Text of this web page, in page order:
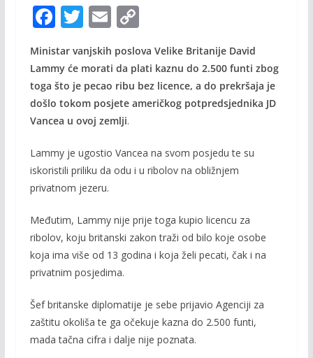
F
e
b
o
o
k
T
w
itt
er
E
ai
l
C
p
y
Li
k
Ministar vanjskih poslova Velike Britanije David
Lammy će morati da plati kaznu do 2.500 funti zbog
toga što je pecao ribu bez licence, a do prekršaja je
došlo tokom posjete američkog potpredsjednika JD
Vancea u ovoj zemlji.
Lammy je ugostio Vancea na svom posjedu te su
iskoristili priliku da odu i u ribolov na obližnjem
privatnom jezeru.
Međutim, Lammy nije prije toga kupio licencu za
ribolov, koju britanski zakon traži od bilo koje osobe
koja ima više od 13 godina i koja želi pecati, čak i na
privatnim posjedima.
Šef britanske diplomatije je sebe prijavio Agenciji za
zaštitu okoliša te ga očekuje kazna do 2.500 funti,
mada tačna cifra i dalje nije poznata.